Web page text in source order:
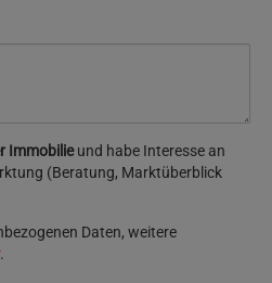
Immobilieund habe Interesse an
(Beratung, Marktüberblick
Daten, weitere
.